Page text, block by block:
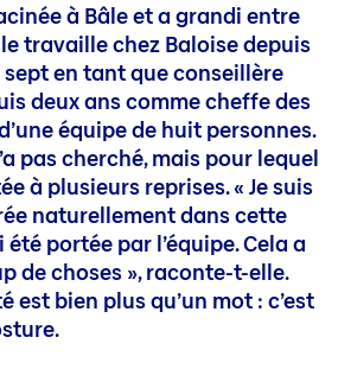
à Bâle et a grandi entre
travaille chez Baloise depuis
en tant que conseillère
deux ans comme cheffe des
équipe de huit personnes.
pas cherché, mais pour lequel
à plusieurs reprises. « Je suis
naturellement dans cette
portée par l’équipe. Cela a
de choses », raconte-t-elle.
est bien plus qu’un mot : c’est